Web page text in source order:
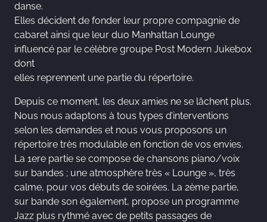
danse.
Elles décident de fonder leur propre compagnie de
cabaret ainsi que leur duo Manhattan Lounge
influencé par le célèbre groupe Post Modern Jukebox
dont
elles reprennent une partie du répertoire.
Depuis ce moment, les deux amies ne se lâchent plus.
Nous nous adaptons à tous types d’interventions
selon les demandes et nous vous proposons un
répertoire très modulable en fonction de vos envies.
La 1ere partie se compose de chansons piano/voix
sur bandes ; une atmosphère très « Lounge », très
calme, pour vos débuts de soirées. La 2ème partie,
sur bande son également, propose un programme
Jazz plus rythmé avec de petits passages de